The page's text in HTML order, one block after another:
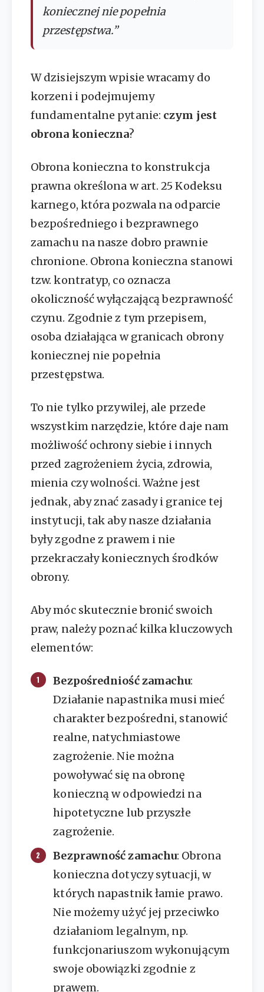
koniecznej nie popełnia
przestępstwa.”
W dzisiejszym wpisie wracamy do
korzeni i podejmujemy
fundamentalne pytanie: czym jest
obrona konieczna?
Obrona konieczna to konstrukcja
prawna określona w art. 25 Kodeksu
karnego, która pozwala na odparcie
bezpośredniego i bezprawnego
zamachu na nasze dobro prawnie
chronione. Obrona konieczna stanowi
tzw. kontratyp, co oznacza
okoliczność wyłączającą bezprawność
czynu. Zgodnie z tym przepisem,
osoba działająca w granicach obrony
koniecznej nie popełnia
przestępstwa.
To nie tylko przywilej, ale przede
wszystkim narzędzie, które daje nam
możliwość ochrony siebie i innych
przed zagrożeniem życia, zdrowia,
mienia czy wolności. Ważne jest
jednak, aby znać zasady i granice tej
instytucji, tak aby nasze działania
były zgodne z prawem i nie
przekraczały koniecznych środków
obrony.
Aby móc skutecznie bronić swoich
praw, należy poznać kilka kluczowych
elementów:
Bezpośredniość zamachu:
Działanie napastnika musi mieć
charakter bezpośredni, stanowić
realne, natychmiastowe
zagrożenie. Nie można
powoływać się na obronę
konieczną w odpowiedzi na
hipotetyczne lub przyszłe
zagrożenie.
Bezprawność zamachu: Obrona
konieczna dotyczy sytuacji, w
których napastnik łamie prawo.
Nie możemy użyć jej przeciwko
działaniom legalnym, np.
funkcjonariuszom wykonującym
swoje obowiązki zgodnie z
prawem.